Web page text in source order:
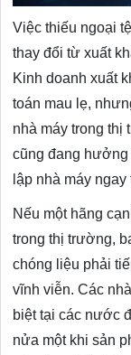
Việc thiếu ngoại
thay đổi từ xuất
Kinh doanh xuất
toán mau lẹ,
nhà máy trong thị
cũng đang
lập nhà máy
Nếu một hãng
trong thị trường,
chóng liệu phải
vĩnh viễn. Các
biệt tại các nước
nửa một khi sản